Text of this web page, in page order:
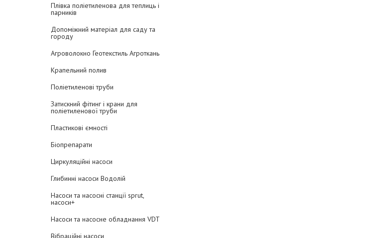
Плівка поліетиленова для теплиць і
парників
Допоміжний матеріал для саду та
городу
Агроволокно Геотекстиль Агроткань
Крапельний полив
Поліетиленові труби
Затискний фітинг і крани для
поліетиленової труби
Пластикові ємності
Біопрепарати
Циркуляційні насоси
Глибинні насоси Водолій
Насоси та насосні станції sprut,
насоси+
Насоси та насосне обладнання VDT
Вібраційні насоси